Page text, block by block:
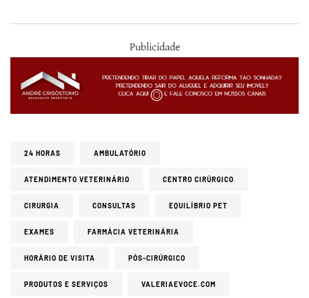
Publicidade
24 HORAS AMBULATÓRIO
ATENDIMENTO VETERINÁRIO CENTRO CIRÚRGICO
CIRURGIA CONSULTAS EQUILÍBRIO PET
EXAMES FARMÁCIA VETERINÁRIA
HORÁRIO DE VISITA PÓS-CIRÚRGICO
PRODUTOS E SERVIÇOS VALERIAEVOCE.COM